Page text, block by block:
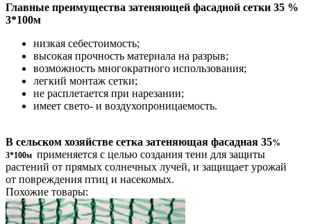
Главные преимущества затеняющей фасадной сетки 35 %
3*100м
низкая себестоимость;
высокая прочность материала на разрыв;
возможность многократного использования;
легкий монтаж сетки;
не расплетается при нарезании;
имеет свето- и воздухопроницаемость.
В сельском хозяйстве сетка затеняющая фасадная 35%
3*100м применяется с целью создания тени для защиты
растений от прямых солнечных лучей, и защищает урожай
от повреждения птиц и насекомых.
Похожие товары: